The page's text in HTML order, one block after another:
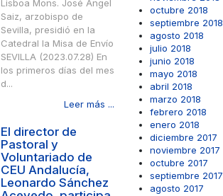
Lisboa Mons. José Ángel
Saiz, arzobispo de
Sevilla, presidió en la
Catedral la Misa de Envío
SEVILLA (2023.07.28) En
los primeros días del mes
d...
Leer más ...
El director de
Pastoral y
Voluntariado de
CEU Andalucía,
Leonardo Sánchez
octubre 2018
septiembre 2018
agosto 2018
julio 2018
junio 2018
mayo 2018
abril 2018
marzo 2018
febrero 2018
enero 2018
diciembre 2017
noviembre 2017
octubre 2017
septiembre 2017
agosto 2017